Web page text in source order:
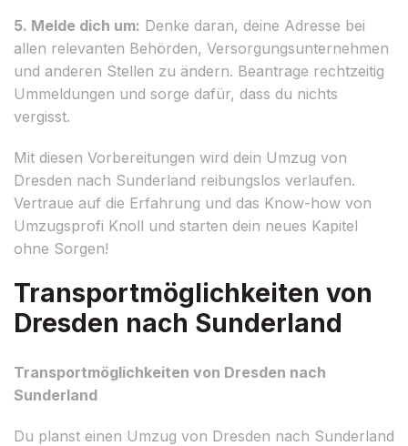
5. Melde dich um: Denke daran, deine Adresse bei
allen relevanten Behörden, Versorgungsunternehmen
und anderen Stellen zu ändern. Beantrage rechtzeitig
Ummeldungen und sorge dafür, dass du nichts
vergisst.
Mit diesen Vorbereitungen wird dein Umzug von
Dresden nach Sunderland reibungslos verlaufen.
Vertraue auf die Erfahrung und das Know-how von
Umzugsprofi Knoll und starten dein neues Kapitel
ohne Sorgen!
Transportmöglichkeiten von
Dresden nach Sunderland
Transportmöglichkeiten von Dresden nach
Sunderland
Du planst einen Umzug von Dresden nach Sunderland